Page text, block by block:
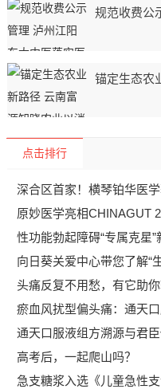
规范收费公
锚定生态农
点击排行
深合区首家！横琴铂华医
原妙医学亮相CHINAGUT
性功能勃起障碍“专属克星
向日葵关爱中心带您了解“
头痛反复不用愁，有它助
瘀血风扰型偏头痛：通天
通天口服液组方溯源与君
高考后，一起爬山吗？
急支糖浆入选《儿童急性